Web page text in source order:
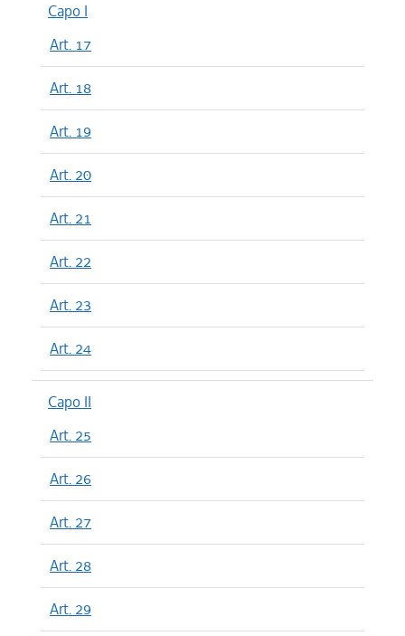
Capo I
Art. 17
Art. 18
Art. 19
Art. 20
Art. 21
Art. 22
Art. 23
Art. 24
Capo II
Art. 25
Art. 26
Art. 27
Art. 28
Art. 29